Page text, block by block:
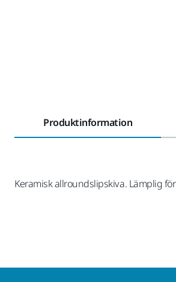
Produktinformation
Keramisk allroundslipskiva. Lämplig